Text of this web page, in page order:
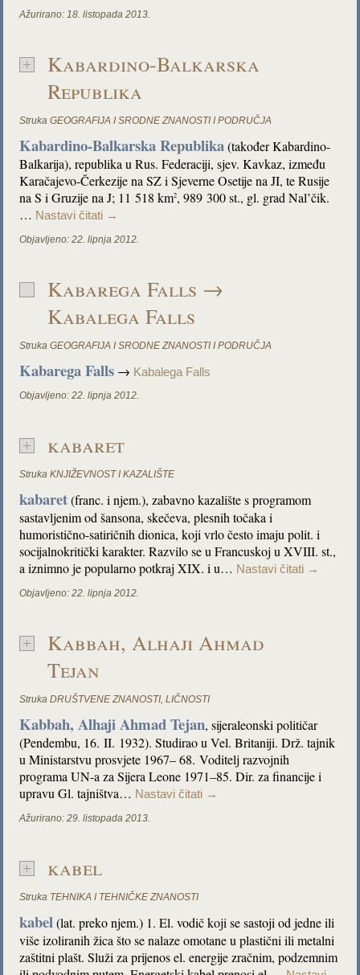
Ažurirano: 18. listopada 2013.
Kabardino-Balkarska
Republika
Struka GEOGRAFIJA I SRODNE ZNANOSTI I PODRUČJA
Kabardino-Balkarska Republika(također Kabardino-
Balkarija), republika u Rus. Federaciji, sjev. Kavkaz, između
Karačajevo-Čerkezije na SZ i Sjeverne Osetije na JI, te Rusije
na S i Gruzije na J; 11 518 km2, 989 300 st., gl. grad Nal’čik.
… Nastavi čitati →
Objavljeno: 22. lipnja 2012.
Kabarega Falls →
Kabalega Falls
Struka GEOGRAFIJA I SRODNE ZNANOSTI I PODRUČJA
Kabarega Falls → Kabalega Falls
Objavljeno: 22. lipnja 2012.
kabaret
Struka KNJIŽEVNOST I KAZALIŠTE
kabaret(franc. i njem.), zabavno kazalište s programom
sastavljenim od šansona, skečeva, plesnih točaka i
humoristično-satiričnih dionica, koji vrlo često imaju polit. i
socijalnokritički karakter. Razvilo se u Francuskoj u XVIII. st.,
a iznimno je popularno potkraj XIX. i u… Nastavi čitati →
Objavljeno: 22. lipnja 2012.
Kabbah, Alhaji Ahmad
Tejan
Struka DRUŠTVENE ZNANOSTI,LIČNOSTI
Kabbah, Alhaji Ahmad Tejan, sijeraleonski političar
(Pendembu, 16. II. 1932). Studirao u Vel. Britaniji. Drž. tajnik
u Ministarstvu prosvjete 1967– 68. Voditelj razvojnih
programa UN-a za Sijera Leone 1971–85. Dir. za financije i
upravu Gl. tajništva… Nastavi čitati →
Ažurirano: 29. listopada 2013.
kabel
Struka TEHNIKA I TEHNIČKE ZNANOSTI
kabel(lat. preko njem.) 1. El. vodič koji se sastoji od jedne ili
više izoliranih žica što se nalaze omotane u plastični ili metalni
zaštitni plašt. Služi za prijenos el. energije zračnim, podzemnim